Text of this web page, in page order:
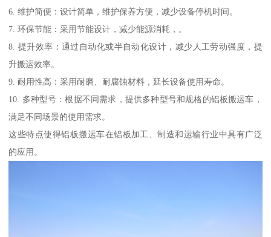
6. 维护简便：设计简单，维护保养方便，减少设备停机时间。
7. 环保节能：采用节能设计，减少能源消耗，。
8. 提升效率：通过自动化或半自动化设计，减少人工劳动强度，提
升搬运效率。
9. 耐用性高：采用耐磨、耐腐蚀材料，延长设备使用寿命。
10. 多种型号：根据不同需求，提供多种型号和规格的铝板搬运车，
满足不同场景的使用需求。
这些特点使得铝板搬运车在铝板加工、制造和运输行业中具有广泛
的应用。